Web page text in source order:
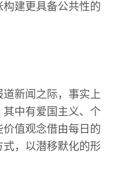
建更具备公共性的
新闻之际，事实上
中有爱国主义、个
值观念借由每日的
，以潜移默化的形